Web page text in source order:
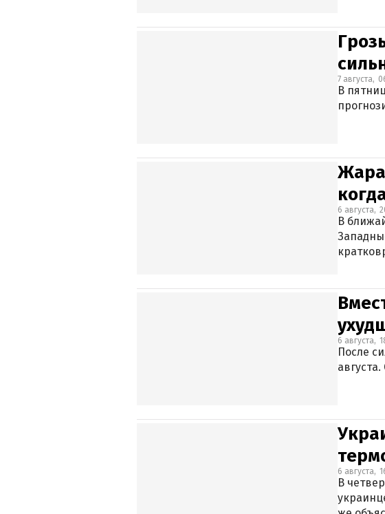
7 августа,
В
Жара
6 августа,
В
6 августа,
После
6 августа,
В